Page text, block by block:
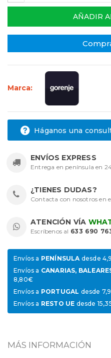
AÑADIR
Marca:
Háganos una
ENVÍOS EXPRESS
Entrega en península en
¿TIENES DUDAS?
Contacta con nosotros en
ATENCIÓN VÍA
Escríbenos al 633 690
Envíos a PENÍNSULAdesde
Envíos a CANARIAS,
8,80€
Envíos a PORTUGAL desde
Envíos a RESTO UE desde
MÁS INFORMACIÓN